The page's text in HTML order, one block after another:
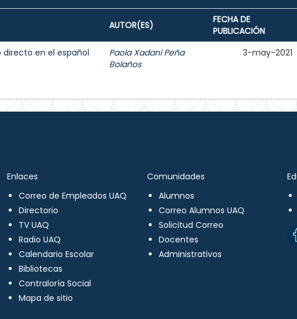
AUTOR(ES)
FECHA DE
PUBLICACIÓN
en el español
Paola Xadani Peña
Bolaños
3-may-2021
Enlaces
Correo de Empleados UAQ
Directorio
TV UAQ
Radio UAQ
Calendario Escolar
Bibliotecas
Contraloría Social
Mapa de sitio
Comunidades
Alumnos
Correo Alumnos UAQ
Solicitud Correo
Docentes
Administrativos